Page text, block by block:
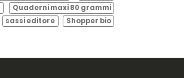
Quaderni maxi 80 grammi
sassi editore
Shopper bio